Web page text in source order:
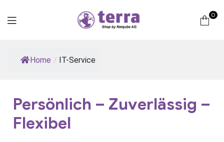
Computer
0
Home / IT-Service
Persönlich – Zuverlässig –
Flexibel